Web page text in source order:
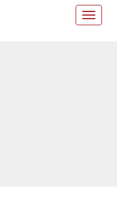
Toggle